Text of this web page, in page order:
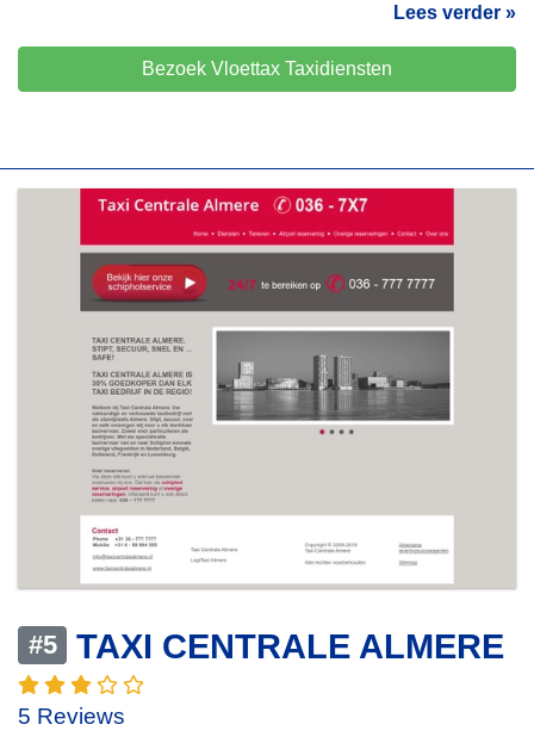
Lees verder »
Bezoek Vloettax Taxidiensten
#5 TAXI CENTRALE ALMERE
5 Reviews